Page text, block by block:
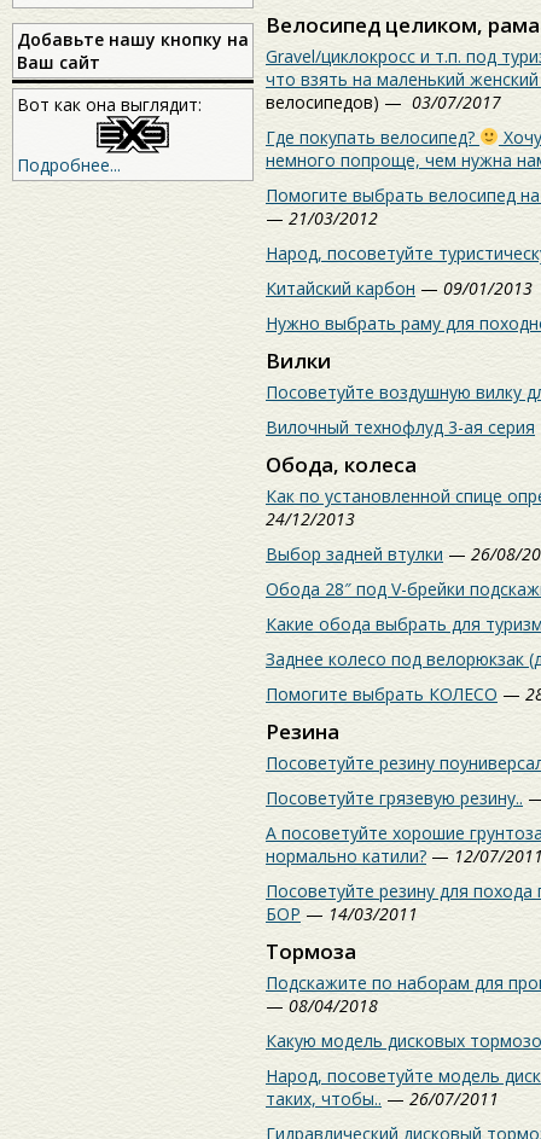
Добавьте нашу кнопку на
Ваш сайт
Вот как она выглядит:
Подробнее...
Велосипед целиком, рама
Gravel/циклокросс и т.п. под
что взять на маленький
велосипедов) — 03/07/2017
Где покупать велосипед?
немного попроще, чем нужна
Помогите выбрать велосипед
— 21/03/2012
Народ, посоветуйте
Китайский карбон — 09/01/2013
Нужно выбрать раму для
Вилки
Посоветуйте воздушную вилку
Вилочный технофлуд 3-ая серия
Обода, колеса
Как по установленной спице
24/12/2013
Выбор задней втулки — 26/08/
Обода 28″ под V-брейки
Какие обода выбрать для
Заднее колесо под велорюкзак
Помогите выбрать КОЛЕСО —
Резина
Посоветуйте резину
Посоветуйте грязевую резину..
А посоветуйте хорошие
нормально катили? — 12/07/
Посоветуйте резину для
БОР — 14/03/2011
Тормоза
Подскажите по наборам для
— 08/04/2018
Какую модель дисковых
Народ, посоветуйте модель
таких, чтобы.. — 26/07/2011
Гидравлический дисковый